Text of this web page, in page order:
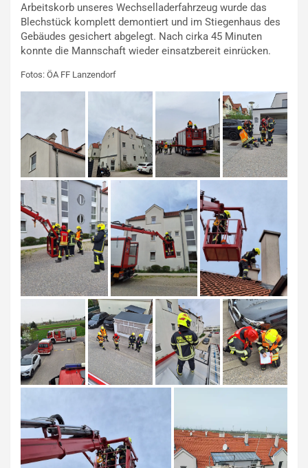
Arbeitskorb unseres Wechselladerfahrzeug wurde das
Blechstück komplett demontiert und im Stiegenhaus des
Gebäudes gesichert abgelegt. Nach cirka 45 Minuten
konnte die Mannschaft wieder einsatzbereit einrücken.
Fotos: ÖA FF Lanzendorf